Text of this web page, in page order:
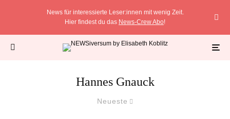
News für interessierte Leser:innen mit wenig Zeit.
Hier findest du das News-Crew Abo!
Hannes Gnauck
Neueste